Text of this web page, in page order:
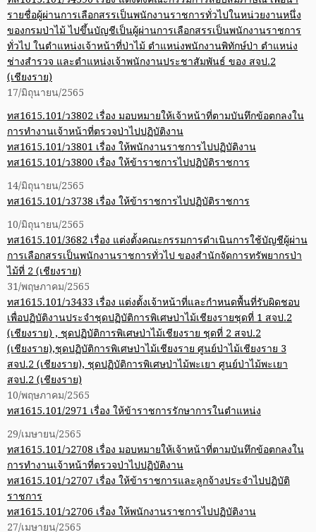
รายชื่อผู้ผ่านการเลือกสรรเป็นพนักงานราชการทั่วไปในหน่วยงานหนึ่ง
ของกรมป่าไม้ ไปขึ้นบัญชีเป็นผู้ผ่านการเลือกสรรเป็นพนักงานราชการ
ทั่วไป ในตำแหน่งเจ้าหน้าที่ป่าไม้ ตำแหน่งพนักงานพิทักษ์ป่า ตำแหน่ง
ช่างสำรวจ และตำแหน่งเจ้าพนักงานประชาสัมพันธ์ ของ สจป.2
(เชียงราย)
17/มิถุนายน/2565
ทส1615.101/ว3802 เรื่อง มอบหมายให้เจ้าหน้าที่ตามบันทึกข้อตกลงใน
การทำงานเจ้าหน้าที่ตรวจป่าไปปฏิบัติงาน
ทส1615.101/ว3801 เรื่อง ให้พนักงานราชการไปปฏิบัติงาน
ทส1615.101/ว3800 เรื่อง ให้ข้าราชการไปปฏิบัติราชการ
14/มิถุนายน/2565
ทส1615.101/ว3738 เรื่อง ให้ข้าราชการไปปฏิบัติราชการ
10/มิถุนายน/2565
ทส1615.101/3682 เรื่อง แต่งตั้งคณะกรรมการดำเนินการใช้บัญชีผู้ผ่าน
การเลือกสรรเป็นพนักงานราชการทั่วไป ของสำนักจัดการทรัพยากรป่า
ไม้ที่ 2 (เชียงราย)
31/พฤษภาคม/2565
ทส1615.101/ว3433 เรื่อง แต่งตั้งเจ้าหน้าที่และกำหนดพื้นที่รับผิดชอบ
เพื่อปฏิบัติงานประจำชุดปฏิบัติการพิเศษป่าไม้เชียงรายชุดที่ 1 สจป.2
(เชียงราย) , ชุดปฏิบัติการพิเศษป่าไม้เชียงราย ชุดที่ 2 สจป.2
(เชียงราย),ชุดปฏิบัติการพิเศษป่าไม้เชียงราย ศูนย์ป่าไม้เชียงราย 3
สจป.2 (เชียงราย), ชุดปฏิบัติการพิเศษป่าไม้พะเยา ศูนย์ป่าไม้พะเยา
สจป.2 (เชียงราย)
10/พฤษภาคม/2565
ทส1615.101/2971 เรื่อง ให้ข้าราชการรักษาการในตำแหน่ง
29/เมษายน/2565
ทส1615.101/ว2708 เรื่อง มอบหมายให้เจ้าหน้าที่ตามบันทึกข้อตกลงใน
การทำงานเจ้าหน้าที่ตรวจป่าไปปฏิบัติงาน
ทส1615.101/ว2707 เรื่อง ให้ข้าราชการและลูกจ้างประจำไปปฏิบัติ
ราชการ
ทส1615.101/ว2706 เรื่อง ให้พนักงานราชการไปปฏิบัติงาน
27/เมษายน/2565